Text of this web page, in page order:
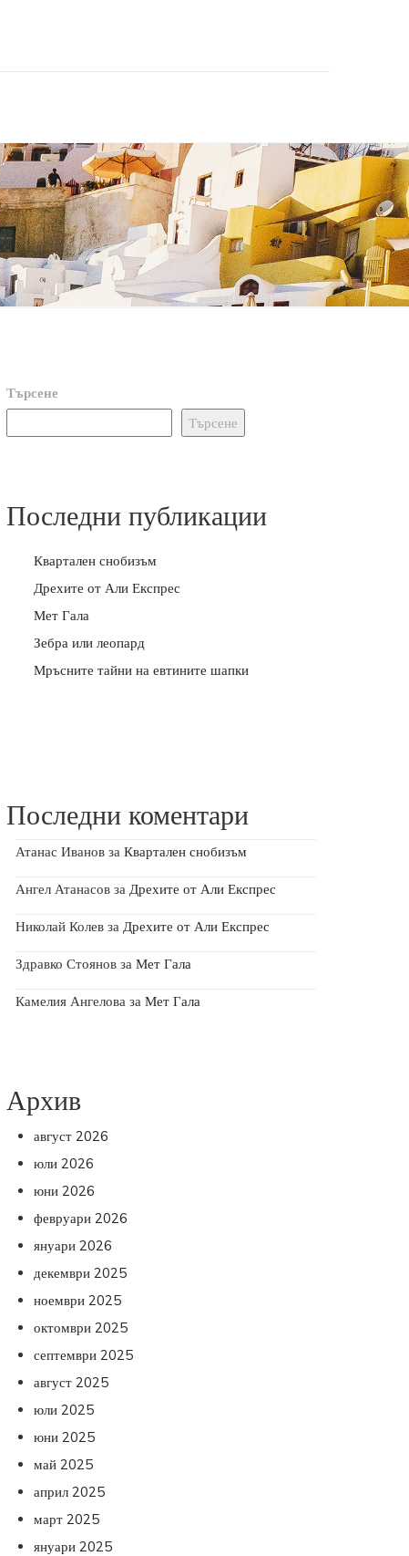
Търсене
Търсене
Последни публикации
Квартален снобизъм
Дрехите от Али Експрес
Мет Гала
Зебра или леопард
Мръсните тайни на евтините шапки
Последни коментари
Атанас Иванов за Квартален снобизъм
Ангел Атанасов за Дрехите от Али Експрес
Николай Колев за Дрехите от Али Експрес
Здравко Стоянов за Мет Гала
Камелия Ангелова за Мет Гала
Архив
август 2026
юли 2026
юни 2026
февруари 2026
януари 2026
декември 2025
ноември 2025
октомври 2025
септември 2025
август 2025
юли 2025
юни 2025
май 2025
април 2025
март 2025
януари 2025